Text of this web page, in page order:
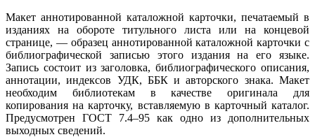
Макет аннотированной каталожной карточки, печатаемый в
изданиях на обороте титульного листа или на концевой
странице, — образец аннотированной каталожной карточки с
библиографической записью этого издания на его языке.
Запись состоит из заголовка, библиографического описания,
аннотации, индексов УДК, ББК и авторского знака. Макет
необходим библиотекам в качестве оригинала для
копирования на карточку, вставляемую в карточный каталог.
Предусмотрен ГОСТ 7.4–95 как одно из дополнительных
выходных сведений.